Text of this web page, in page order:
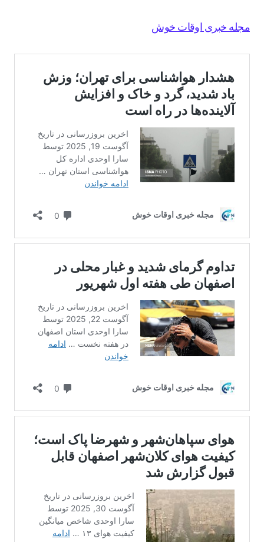
مجله خبری اوقات خوش